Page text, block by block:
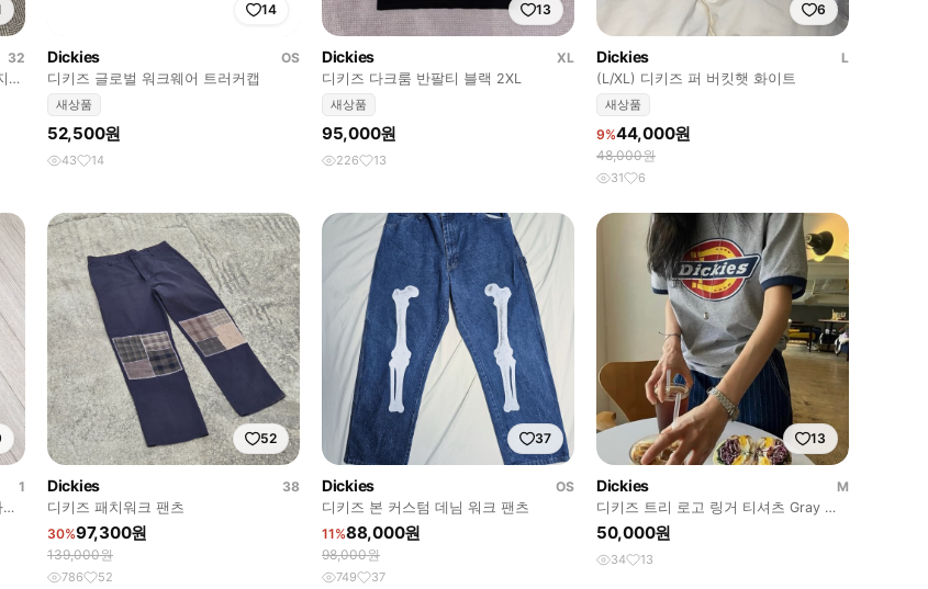
32
14
Dickies
OS
디키즈 글로벌 워크웨어 트러커캡
새상품
52,500원
43 14
13
Dickies
XL
디키즈 다크룸 반팔티 블랙 2XL
새상품
95,000원
226 13
6
Dickies
L
(L/XL) 디키즈 퍼 버킷햇 화이트
새상품
9%44,000원
48,000원
31 6
1
52
Dickies
38
디키즈 패치워크 팬츠
30%97,300원
139,000원
786 52
37
Dickies
OS
디키즈 본 커스텀 데님 워크 팬츠
11%88,000원
98,000원
749 37
13
Dickies
M
디키즈 트리 로고 링거 티셔츠 Gray 디
키즈 반팔
50,000원
34 13